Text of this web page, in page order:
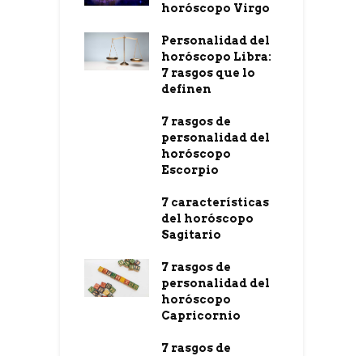
horóscopo Virgo
Personalidad del
horóscopo Libra:
7 rasgos que lo
definen
7 rasgos de
personalidad del
horóscopo
Escorpio
7 características
del horóscopo
Sagitario
7 rasgos de
personalidad del
horóscopo
Capricornio
7 rasgos de